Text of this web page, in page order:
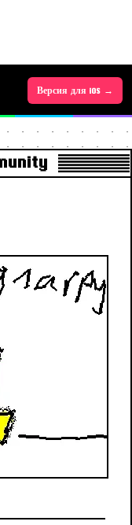
Версия для Android →
Версия для iOS →